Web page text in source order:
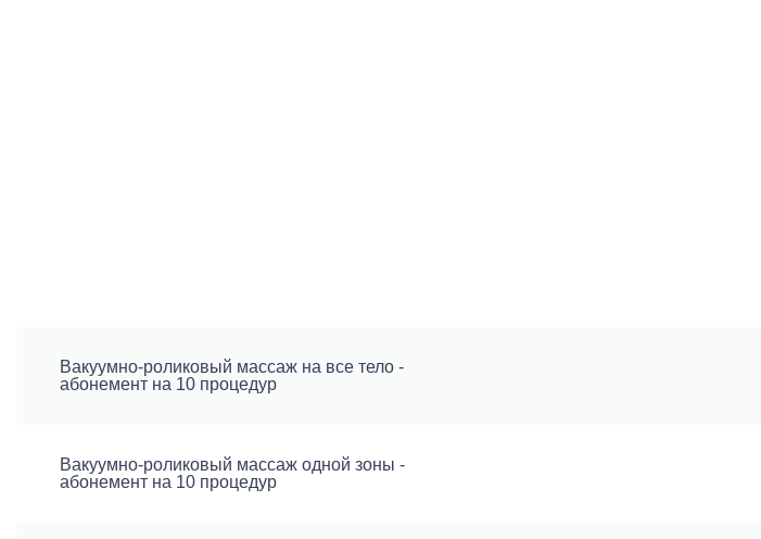
Вакуумно-роликовый массаж на все тело -
абонемент на 10 процедур
Вакуумно-роликовый массаж одной зоны -
абонемент на 10 процедур